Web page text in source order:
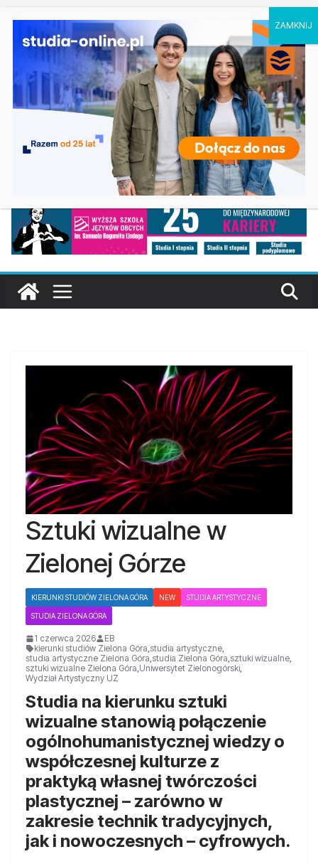
Ostatnie
wpisy:
Filologia słowiańska w Krakowie
Studia historyczne w Łodzi
Analityka biznesowa i Data Science – Collegium
Da Vinci w Poznaniu
Chemia w Opolu
Biologia w Rzeszowie
Sztuki wizualne w
Zielonej Górze
KIERUNKI STUDIÓW ZIELONA GÓRA NEW STUDIA ARTYSTYCZNE
STUDIA ZIELONA GÓRA
1 czerwca 2026
EB
kierunki studiów Zielona Góra,studia artystyczne,
studia artystyczne Zielona Góra,studia Zielona Góra,sztuki wizualne,
sztuki wizualne Zielona Góra,Uniwersytet Zielonogórski,
Wydział Artystyczny UZ
Studia na kierunku sztuki
wizualne stanowią połączenie
ogólnohumanistycznej wiedzy o
współczesnej kulturze z
praktyką własnej twórczości
plastycznej – zarówno w
zakresie technik tradycyjnych,
jak i nowoczesnych – cyfrowych.